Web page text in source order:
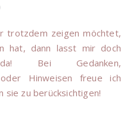
trotzdem zeigen möchtet,
hat, dann lasst mir doch
Bei Gedanken,
oder Hinweisen freue ich
sie zu berücksichtigen!